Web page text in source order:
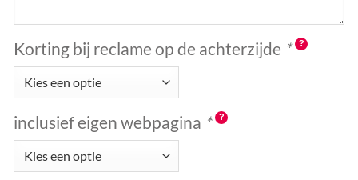
Korting bij reclame op de achterzijde *
inclusief eigen webpagina *